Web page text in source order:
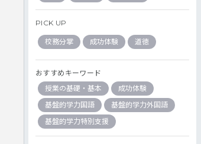
PICK UP
校務分掌 成功体験 道徳
おすすめキーワード
授業の基礎・基本
成功体験
基盤的学力国語
基盤的学力外国語
基盤的学力特別支援